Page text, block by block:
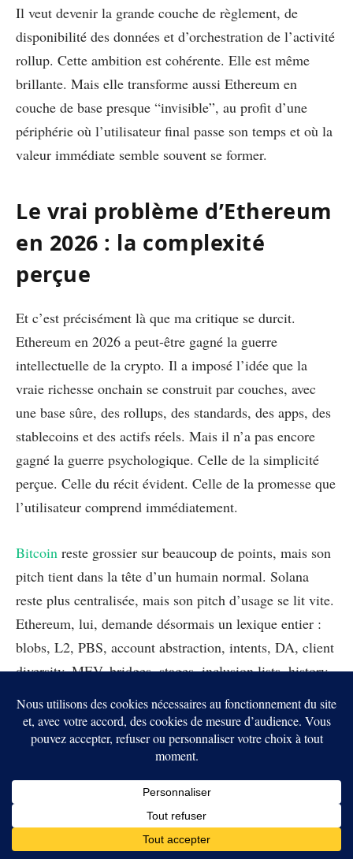
Il veut devenir la grande couche de règlement, de
disponibilité des données et d’orchestration de l’activité
rollup. Cette ambition est cohérente. Elle est même
brillante. Mais elle transforme aussi Ethereum en
couche de base presque “invisible”, au profit d’une
périphérie où l’utilisateur final passe son temps et où la
valeur immédiate semble souvent se former.
Le vrai problème d’Ethereum
en 2026 : la complexité
perçue
Et c’est précisément là que ma critique se durcit.
Ethereum en 2026 a peut-être gagné la guerre
intellectuelle de la crypto. Il a imposé l’idée que la
vraie richesse onchain se construit par couches, avec
une base sûre, des rollups, des standards, des apps, des
stablecoins et des actifs réels. Mais il n’a pas encore
gagné la guerre psychologique. Celle de la simplicité
perçue. Celle du récit évident. Celle de la promesse que
l’utilisateur comprend immédiatement.
Bitcoin reste grossier sur beaucoup de points, mais son
pitch tient dans la tête d’un humain normal. Solana
reste plus centralisée, mais son pitch d’usage se lit vite.
Ethereum, lui, demande désormais un lexique entier :
blobs, L2, PBS, account abstraction, intents, DA, client
diversity, MEV, bridges, stages, inclusion lists, history
C’est un problème de civilisation logicielle. Un système
trop complexe finit toujours par taxer l’attention de ses
utilisateurs. Et en 2026, Ethereum taxe encore
énormément l’attention.
Conclusion : un réseau